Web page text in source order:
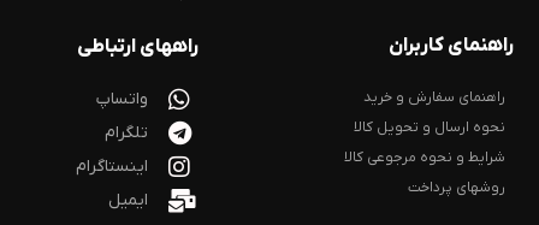
راهنمای کاربران
راهنمای سفارش و خرید
نحوه ارسال و تحویل کالا
شرایط و نحوه مرجوعی کالا
روشهای پرداخت
راههای ارتباطی
واتساپ
تلگرام
اینستاگرام
ایمیل